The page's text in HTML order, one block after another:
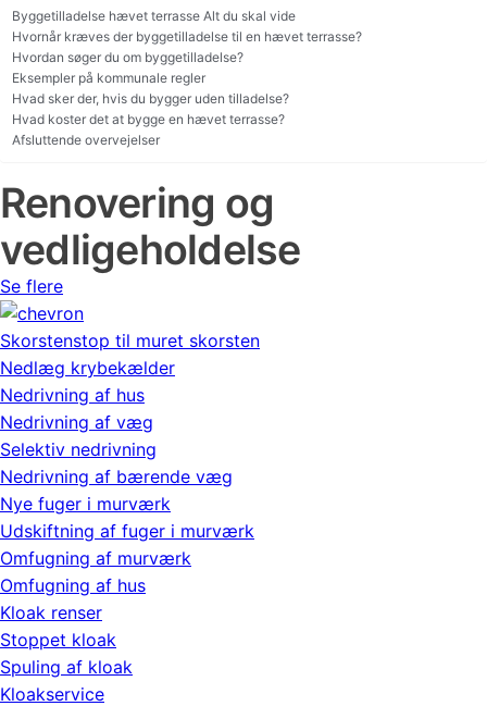
Byggetilladelse hævet terrasse Alt du skal vide
Hvornår kræves der byggetilladelse til en hævet terrasse?
Hvordan søger du om byggetilladelse?
Eksempler på kommunale regler
Hvad sker der, hvis du bygger uden tilladelse?
Hvad koster det at bygge en hævet terrasse?
Afsluttende overvejelser
Renovering og
vedligeholdelse
Se flere
Skorstenstop til muret skorsten
Nedlæg krybekælder
Nedrivning af hus
Nedrivning af væg
Selektiv nedrivning
Nedrivning af bærende væg
Nye fuger i murværk
Udskiftning af fuger i murværk
Omfugning af murværk
Omfugning af hus
Kloak renser
Stoppet kloak
Spuling af kloak
Kloakservice